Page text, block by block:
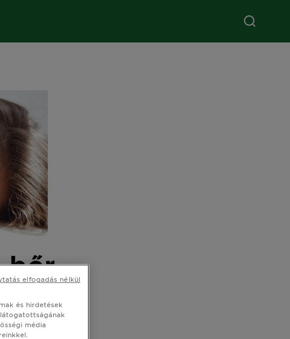
bőr
és hirdetések
látogatottságának
média
elfogadás nélkül